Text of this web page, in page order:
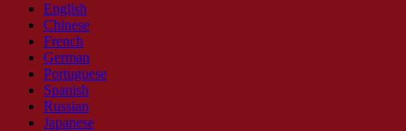
English
Chinese
French
German
Portuguese
Spanish
Russian
Japanese